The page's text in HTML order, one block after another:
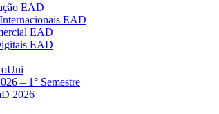
EAD
EAD
EAD
EAD
– 1° Semestre
2026